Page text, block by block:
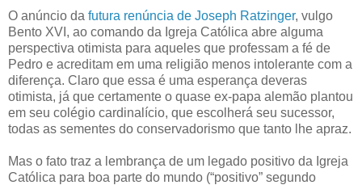
O anúncio da futura renúncia de Joseph Ratzinger, vulgo
Bento XVI, ao comando da Igreja Católica abre alguma
perspectiva otimista para aqueles que professam a fé de
Pedro e acreditam em uma religião menos intolerante com a
diferença. Claro que essa é uma esperança deveras
otimista, já que certamente o quase ex-papa alemão plantou
em seu colégio cardinalício, que escolherá seu sucessor,
todas as sementes do conservadorismo que tanto lhe apraz.
Mas o fato traz a lembrança de um legado positivo da Igreja
Católica para boa parte do mundo (“positivo” segundo